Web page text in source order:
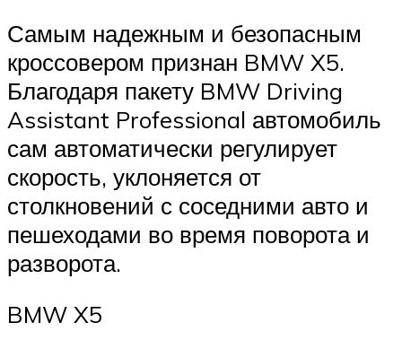
Самым надежным и безопасным
кроссовером признан BMW X5.
Благодаря пакету BMW Driving
Assistant Professional автомобиль
сам автоматически регулирует
скорость, уклоняется от
столкновений с соседними авто и
пешеходами во время поворота и
разворота.
BMW X5